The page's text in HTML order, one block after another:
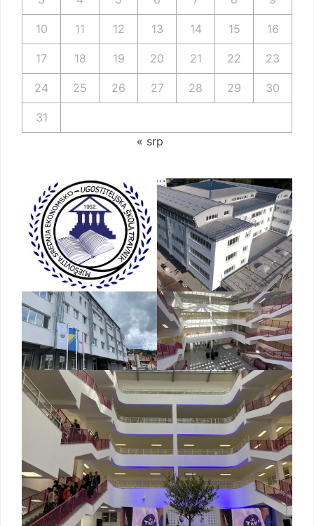
10 11 12 13 14 15 16
17 18 19 20 21 22 23
24 25 26 27 28 29 30
31
« srp